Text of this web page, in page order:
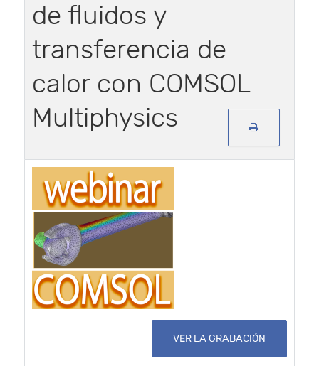
de fluidos y
transferencia de
calor con COMSOL
Multiphysics
VER LA GRABACIÓN